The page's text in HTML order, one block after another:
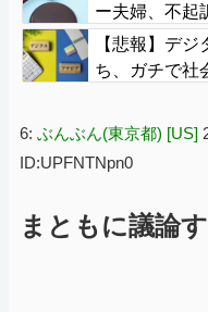
ー夫婦、不起
【悲報】デ
ち、ガチで社
6: ぶんぶん(東京都) [US]
ID:UPFNTNpn0
まともに議論